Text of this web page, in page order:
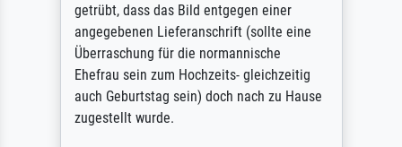
getrübt, dass das Bild entgegen einer
angegebenen Lieferanschrift (sollte eine
Überraschung für die normannische
Ehefrau sein zum Hochzeits- gleichzeitig
auch Geburtstag sein) doch nach zu Hause
zugestellt wurde.